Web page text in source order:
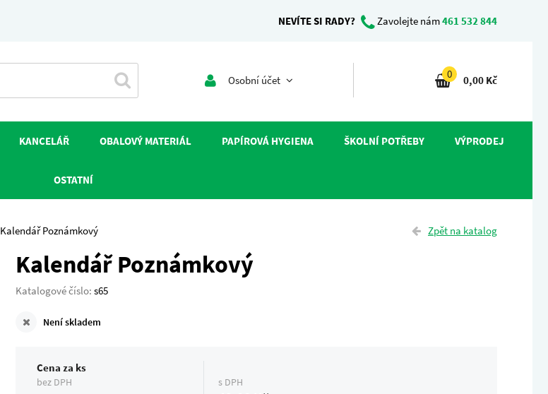
NEVÍTE SI RADY? Zavolejte nám461 532 844
Osobní účet 0 0,00 Kč
KANCELÁŘ OBALOVÝ MATERIÁL PAPÍROVÁ HYGIENA ŠKOLNÍ POTŘEBY VÝPRODEJ
OSTATNÍ
Zpět na katalog
Kalendář Poznámkový
Kalendář Poznámkový
Katalogové číslo:s65
Není skladem
Cena za ks
bez DPH s DPH